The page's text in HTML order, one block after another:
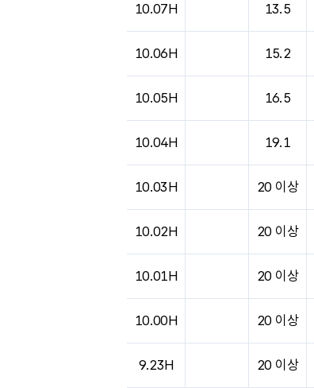
10.07H 13.5
10.06H 15.2
10.05H 16.5
10.04H 19.1
10.03H 20 이상
10.02H 20 이상
10.01H 20 이상
10.00H 20 이상
9.23H 20 이상